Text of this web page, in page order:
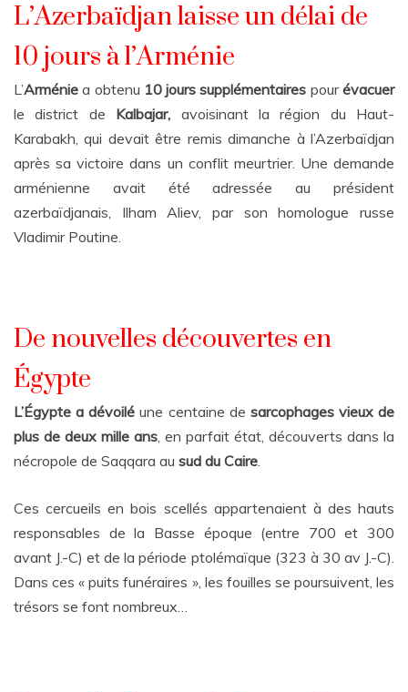
L’Azerbaïdjan laisse un délai de
10 jours à l’Arménie
L’Arménie a obtenu 10 jours supplémentaires pourévacuer
le district de Kalbajar, avoisinant la région du Haut-
Karabakh, qui devait être remis dimanche à l’Azerbaïdjan
après sa victoire dans un conflit meurtrier. Une demande
arménienne avait été adressée au président
azerbaïdjanais, Ilham Aliev, par son homologue russe
Vladimir Poutine.
De nouvelles découvertes en
Égypte
L’Égypte a dévoilé une centaine de sarcophages vieux de
plus de deux mille ans, en parfait état, découverts dans la
nécropole de Saqqara au sud du Caire.
Ces cercueils en bois scellés appartenaient à des hauts
responsables de la Basse époque (entre 700 et 300
avant J.-C) et de la période ptolémaïque (323 à 30 av J.-C).
Dans ces « puits funéraires », les fouilles se poursuivent, les
trésors se font nombreux…